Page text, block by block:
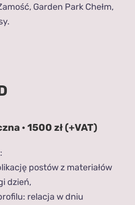
Garden Park Chełm,
· 1500 zł (+VAT)
postów z materiałów
dzień,
relacja w dniu